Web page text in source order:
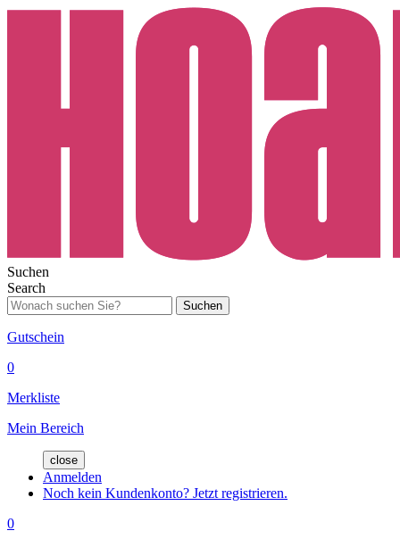
Suchen
Search
Suchen
Gutschein
0
Merkliste
Mein Bereich
close
Anmelden
Noch kein Kundenkonto? Jetzt registrieren.
0